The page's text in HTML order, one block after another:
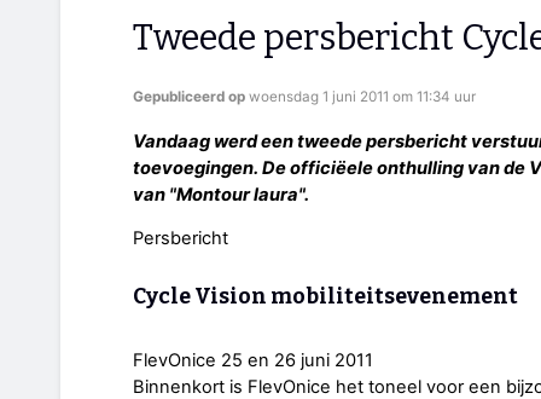
RSS
Tweede persbericht
Gepubliceerd op woensdag 1 juni 2011 om 11:34 uur
Vandaag werd een tweede persbericht
toevoegingen. De officiëele onthulling van de
van "Montour laura".
Persbericht
Cycle Vision mobiliteitsevenement
FlevOnice 25 en 26 juni 2011
Binnenkort is FlevOnice het toneel voor een